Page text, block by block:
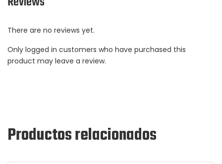
There are no reviews yet.
Only logged in customers who have purchased this
product may leave a review.
Productos relacionados